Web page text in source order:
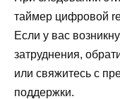
таймер цифровой
Если у вас
затруднения,
или свяжитесь с
поддержки.